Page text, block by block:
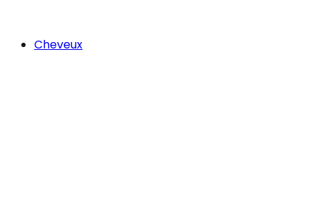
Cheveux